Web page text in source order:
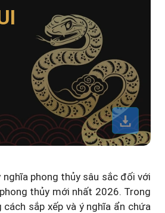
phong thủy sâu sắc đối với
thủy mới nhất 2026. Trong
sắp xếp và ý nghĩa ẩn chứa